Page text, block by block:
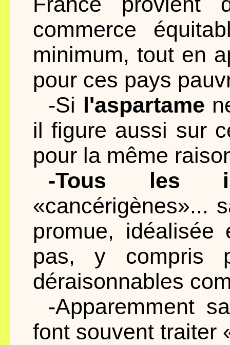
commerce
minimum, tout en
pour ces pays
-Si l'aspartame
il figure aussi sur
pour la même
-Tous les
«cancérigènes»...
promue,
pas, y compris
déraisonnables
-Apparemment
font souvent traiter